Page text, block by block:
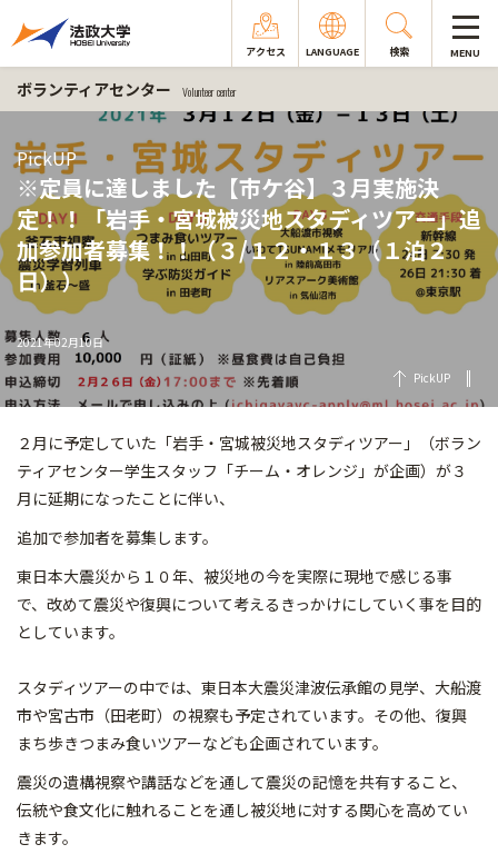
アクセス LANGUAGE 検索 MENU
ボランティアセンター Volunteer center
PickUP
※定員に達しました【市ケ谷】３月実施決
定！！「岩手・宮城被災地スタディツアー」追
加参加者募集！！（３/１２・１３（１泊２
日））
2021年02月10日
PickUP
２月に予定していた「岩手・宮城被災地スタディツアー」（ボラン
ティアセンター学生スタッフ「チーム・オレンジ」が企画）が３
月に延期になったことに伴い、
追加で参加者を募集します。
東日本大震災から１０年、被災地の今を実際に現地で感じる事
で、改めて震災や復興について考えるきっかけにしていく事を目的
としています。
スタディツアーの中では、東日本大震災津波伝承館の見学、大船渡
市や宮古市（田老町）の視察も予定されています。その他、復興
まち歩きつまみ食いツアーなども企画されています。
震災の遺構視察や講話などを通して震災の記憶を共有すること、
伝統や食文化に触れることを通し被災地に対する関心を高めてい
きます。